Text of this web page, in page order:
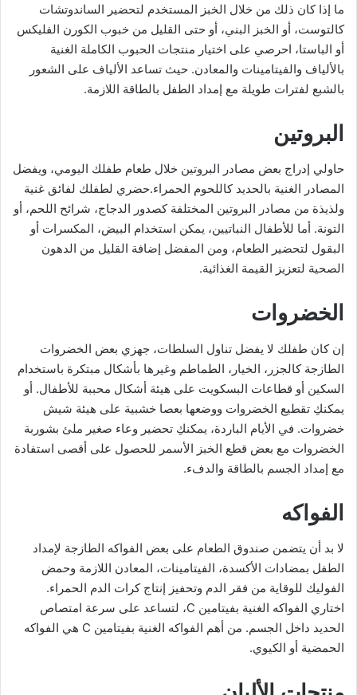
ما إذا كان ذلك من خلال الخبز المستخدم لتحضير الساندوتشات
كالتوست، أو الخبز البني، أو حتى القليل من خبوب الكورن الفليكس
أو الباستا، احرصي على اختيار منتجات الحبوب الكاملة الغنية
بالألياف والفيتامينات والمعادن. حيث تساعد الألياف على الشعور
بالشبع لفترات طويلة مع إمداد الطفل بالطاقة اللازمة.
البروتين
حاولي إدراج بعض مصادر البروتين خلال طعام طفلك اليومي، ويفضل
المصادر الغنية بالحديد كاللحوم الحمراء.حضري لطفلك لفائق غنية
ولذيذة من مصادر البروتين المختلفة كصدور الدجاج، شرائح اللحم، أو
التونة. أما للأطفال النباتيين، يمكن استخدام البيض، المكسرات أو
البقول لتحضير الطعام، ومن المفضل إضافة القليل من الدهون
الصحية لتعزيز القيمة الغذائية.
الخضروات
إن كان طفلك لا يفضل تناول السلطات، جهزي بعض الخضروات
الطازجة كالجزر، الخيار، الطماطم وغيرها بأشكال مبتكرة باستخدام
السكين أو قطاعات البسكويت على هيئة أشكال محببة للأطفال. أو
يمكنكِ تقطيع الخضروات ووضعها بعصا خشبية على هيئة شيش
خضروات. في الأيام الباردة، يمكنكِ تحضير وعاء صغير ملئ بشوربة
الخضروات مع بعض قطع الخبز الأسمر للحصول على أقصى استفادة
مع إمداد الجسم بالطاقة والدفء.
الفواكه
لا بد أن يتضمن صندوق الطعام على بعض الفواكه الطازجة لإمداد
الطفل بمضادات الأكسدة، الفيتامينات، المعادن اللازمة وحمض
الفوليك للوقاية من فقر الدم وتحفيز إنتاج كرات الدم الحمراء.
اختاري الفواكه الغنية بفيتامين C، لتساعد على سرعة امتصاص
الحديد داخل الجسم. من أهم الفواكه الغنية بفيتامين C هي الفواكه
الحمضية أو الكيوي.